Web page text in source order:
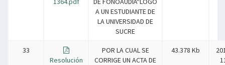
A UN ESTUDIANTE DE
LA UNIVERSIDAD DE
SUCRE
33
Resolución
POR LA CUAL SE
CORRIGE UN ACTA DE
43.378 Kb